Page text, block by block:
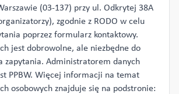
(03-137) przy ul. Odkrytej 38A
zgodnie z RODO w celu
poprzez formularz kontaktowy.
jest dobrowolne, ale niezbędne do
zapytania. Administratorem danych
PPBW. Więcej informacji na temat
osobowych znajduje się na podstronie: